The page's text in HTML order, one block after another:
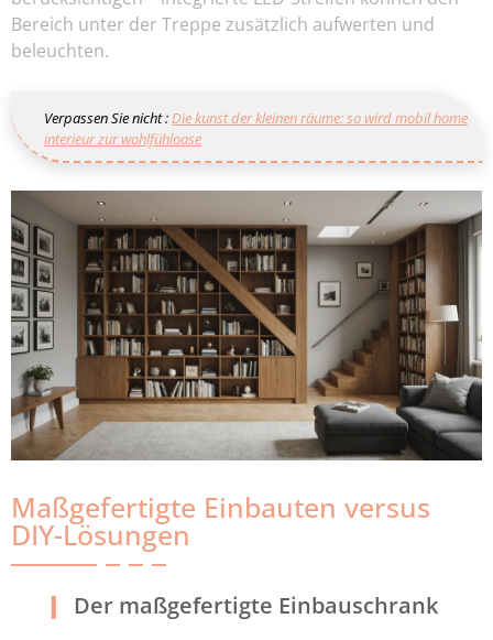
Bereich unter der Treppe zusätzlich aufwerten und
beleuchten.
Verpassen Sie nicht :Die kunst der kleinen räume: so wird mobil home
interieur zur wohlfühloase
Maßgefertigte Einbauten versus
DIY-Lösungen
Der maßgefertigte Einbauschrank